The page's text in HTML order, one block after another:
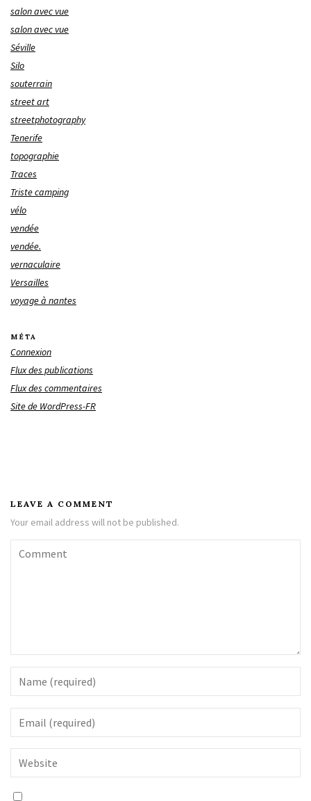
salon avec vue
salon avec vue
Séville
Silo
souterrain
street art
streetphotography
Tenerife
topographie
Traces
Triste camping
vélo
vendée
vendée.
vernaculaire
Versailles
voyage à nantes
MÉTA
Connexion
Flux des publications
Flux des commentaires
Site de WordPress-FR
LEAVE A COMMENT
Your email address will not be published.